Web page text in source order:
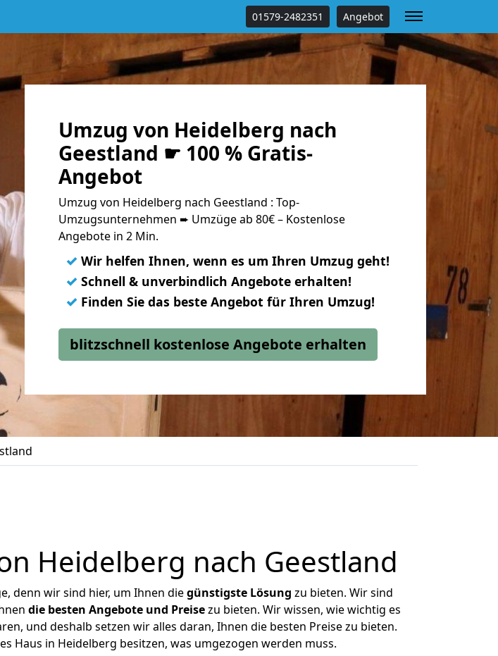
01579-2482351 Angebot
Umzug von Heidelberg nach
Geestland ☛ 100 % Gratis-
Angebot
Umzug von Heidelberg nach Geestland : Top-
Umzugsunternehmen ➨ Umzüge ab 80€ – Kostenlose
Angebote in 2 Min.
✓ Wir helfen Ihnen, wenn es um Ihren Umzug geht!
✓ Schnell & unverbindlich Angebote erhalten!
✓ Finden Sie das beste Angebot für Ihren Umzug!
blitzschnell kostenlose Angebote erhalten
Heidelberg nach Geestland
denn wir sind hier, um Ihnen diegünstigste Lösung zu bieten. Wir sind
die besten Angebote und Preisezu bieten. Wir wissen, wie wichtig es
und deshalb setzen wir alles daran, Ihnen die besten Preise zu bieten.
Haus in Heidelberg besitzen, was umgezogen werden muss.